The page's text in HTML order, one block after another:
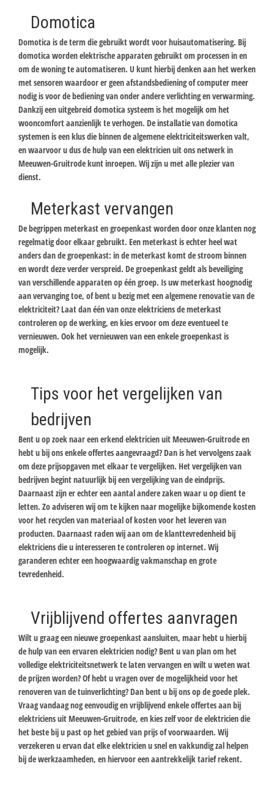
Domotica
Domotica is de term die gebruikt wordt voor huisautomatisering. Bij
domotica worden elektrische apparaten gebruikt om processen in en
om de woning te automatiseren. U kunt hierbij denken aan het werken
met sensoren waardoor er geen afstandsbediening of computer meer
nodig is voor de bediening van onder andere verlichting en verwarming.
Dankzij een uitgebreid domotica systeem is het mogelijk om het
wooncomfort aanzienlijk te verhogen. De installatie van domotica
systemen is een klus die binnen de algemene elektriciteitswerken valt,
en waarvoor u dus de hulp van een elektricien uit ons netwerk in
Meeuwen-Gruitrode kunt inroepen. Wij zijn u met alle plezier van
dienst.
Meterkast vervangen
De begrippen meterkast en groepenkast worden door onze klanten nog
regelmatig door elkaar gebruikt. Een meterkast is echter heel wat
anders dan de groepenkast: in de meterkast komt de stroom binnen
en wordt deze verder verspreid. De groepenkast geldt als beveiliging
van verschillende apparaten op één groep. Is uw meterkast hoognodig
aan vervanging toe, of bent u bezig met een algemene renovatie van de
elektriciteit? Laat dan één van onze elektriciens de meterkast
controleren op de werking, en kies ervoor om deze eventueel te
vernieuwen. Ook het vernieuwen van een enkele groepenkast is
mogelijk.
Tips voor het vergelijken van
bedrijven
Bent u op zoek naar een erkend elektricien uit Meeuwen-Gruitrode en
hebt u bij ons enkele offertes aangevraagd? Dan is het vervolgens zaak
om deze prijsopgaven met elkaar te vergelijken. Het vergelijken van
bedrijven begint natuurlijk bij een vergelijking van de eindprijs.
Daarnaast zijn er echter een aantal andere zaken waar u op dient te
letten. Zo adviseren wij om te kijken naar mogelijke bijkomende kosten
voor het recyclen van materiaal of kosten voor het leveren van
producten. Daarnaast raden wij aan om de klanttevredenheid bij
elektriciens die u interesseren te controleren op internet. Wij
garanderen echter een hoogwaardig vakmanschap en grote
tevredenheid.
Vrijblijvend offertes aanvragen
Wilt u graag een nieuwe groepenkast aansluiten, maar hebt u hierbij
de hulp van een ervaren elektricien nodig? Bent u van plan om het
volledige elektriciteitsnetwerk te laten vervangen en wilt u weten wat
de prijzen worden? Of hebt u vragen over de mogelijkheid voor het
renoveren van de tuinverlichting? Dan bent u bij ons op de goede plek.
Vraag vandaag nog eenvoudig en vrijblijvend enkele offertes aan bij
elektriciens uit Meeuwen-Gruitrode, en kies zelf voor de elektricien die
het beste bij u past op het gebied van prijs of voorwaarden. Wij
verzekeren u ervan dat elke elektricien u snel en vakkundig zal helpen
bij de werkzaamheden, en hiervoor een aantrekkelijk tarief rekent.